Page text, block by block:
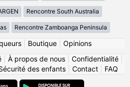
Rencontre South Australia
Rencontre Zamboanga Peninsula
| Boutique| Opinions
À propos de nous Confidentialité
des enfants| Contact| FAQ